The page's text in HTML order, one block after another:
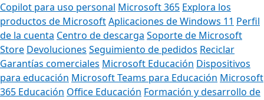
Copilot para uso personal Microsoft 365 Explora los
productos de MicrosoftAplicaciones de Windows 11 Perfil
de la cuenta Centro de descarga Soporte de Microsoft
Store Devoluciones Seguimiento de pedidos Reciclar
Garantías comerciales Microsoft Educación Dispositivos
para educación Microsoft Teams para Educación Microsoft
365 Educación Office Educación Formación y desarrollo de